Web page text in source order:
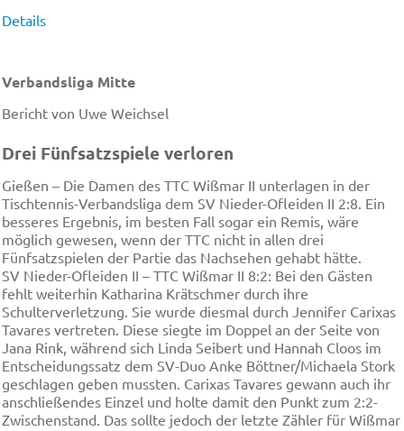
Details
Verbandsliga Mitte
Bericht von Uwe Weichsel
Drei Fünfsatzspiele verloren
Gießen – Die Damen des TTC Wißmar II unterlagen in der
Tischtennis-Verbandsliga dem SV Nieder-Ofleiden II 2:8. Ein
besseres Ergebnis, im besten Fall sogar ein Remis, wäre
möglich gewesen, wenn der TTC nicht in allen drei
Fünfsatzspielen der Partie das Nachsehen gehabt hätte.
SV Nieder-Ofleiden II – TTC Wißmar II 8:2: Bei den Gästen
fehlt weiterhin Katharina Krätschmer durch ihre
Schulterverletzung. Sie wurde diesmal durch Jennifer Carixas
Tavares vertreten. Diese siegte im Doppel an der Seite von
Jana Rink, während sich Linda Seibert und Hannah Cloos im
Entscheidungssatz dem SV-Duo Anke Böttner/Michaela Stork
geschlagen geben mussten. Carixas Tavares gewann auch ihr
anschließendes Einzel und holte damit den Punkt zum 2:2-
Zwischenstand. Das sollte jedoch der letzte Zähler für Wißmar